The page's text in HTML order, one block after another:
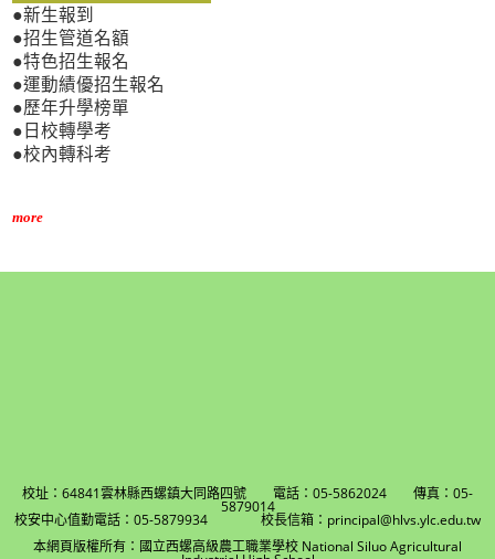
●新生報到
●招生管道名額
●特色招生報名
●運動績優招生報名
●歷年升學榜單
●日校轉學考
●校內轉科考
more
校址：64841雲林縣西螺鎮大同路四號 電話：05-5862024 傳真：05-
5879014
校安中心值勤電話：05-5879934 校長信箱：principal@hlvs.ylc.edu.tw
本網頁版權所有：國立西螺高級農工職業學校 National Siluo Agricultural